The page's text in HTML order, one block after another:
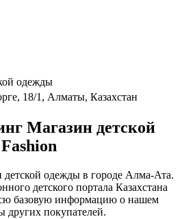
одежды
18/1, Алматы, Казахстан
Магазин детской
детской одежды в городе Алма-Ата.
детского портала Казахстана
базовую информацию о нашем
других покупателей.